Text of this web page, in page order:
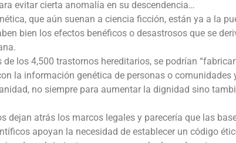
evitar cierta anomalía en su descendencia…
que aún suenan a ciencia ficción, están ya a la
bien los efectos benéficos o desastrosos que se
los 4,500 trastornos hereditarios, se podrían
la información genética de personas o comunidades
no siempre para aumentar la dignidad sino
dejan atrás los marcos legales y parecería que las
apoyan la necesidad de establecer un código